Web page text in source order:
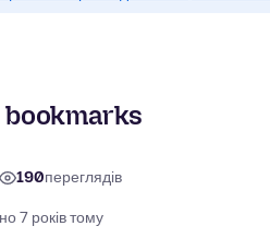
bookmarks
190переглядів
7 років тому